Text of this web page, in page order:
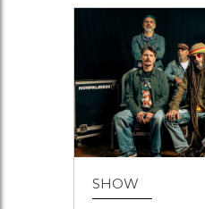
SHOW